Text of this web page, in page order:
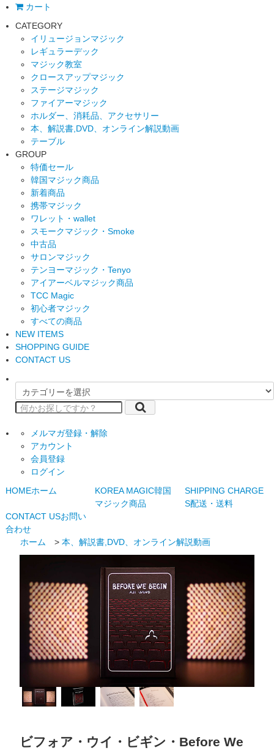
カート
CATEGORY
イリュージョンマジック
レギュラーデック
マジック教室
クロースアップマジック
ステージマジック
ファイアーマジック
ホルダー、消耗品、アクセサリー
本、解説書,DVD、オンライン解説動画
テーブル
GROUP
特価セール
韓国マジック商品
新着商品
携帯マジック
ワレット・wallet
スモークマジック・Smoke
中古品
サロンマジック
テンヨーマジック・Tenyo
アイアーベルマジック商品
TCC Magic
初心者マジック
すべての商品
NEW ITEMS
SHOPPING GUIDE
CONTACT US
メルマガ登録・解除
アカウント
会員登録
ログイン
HOMEホーム KOREA MAGIC韓国
マジック商品
SHIPPING CHARGE
S配送・送料
CONTACT USお問い
合わせ
ホーム
>本、解説書,DVD、オンライン解説動画
ビフォア・ウイ・ビギン・Before We